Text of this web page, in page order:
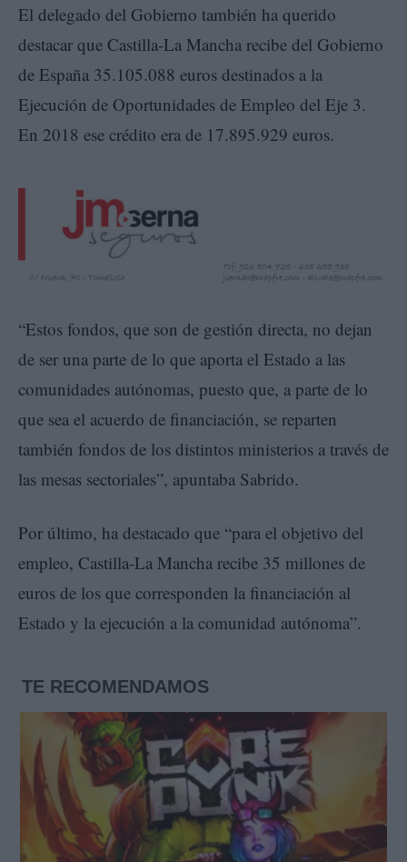
El delegado del Gobierno también ha querido
destacar que Castilla-La Mancha recibe del Gobierno
de España 35.105.088 euros destinados a la
Ejecución de Oportunidades de Empleo del Eje 3.
En 2018 ese crédito era de 17.895.929 euros.
“Estos fondos, que son de gestión directa, no dejan
de ser una parte de lo que aporta el Estado a las
comunidades autónomas, puesto que, a parte de lo
que sea el acuerdo de financiación, se reparten
también fondos de los distintos ministerios a través de
las mesas sectoriales”, apuntaba Sabrido.
Por último, ha destacado que “para el objetivo del
empleo, Castilla-La Mancha recibe 35 millones de
euros de los que corresponden la financiación al
Estado y la ejecución a la comunidad autónoma”.
TE RECOMENDAMOS